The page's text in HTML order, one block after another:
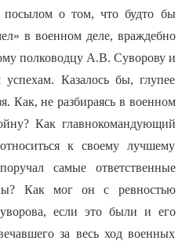
посылом о том, что будто бы
в военном деле, враждебно
полководцу А.В. Суворову и
Казалось бы, глупее
Как, не разбираясь в военном
Как главнокомандующий
к своему лучшему
самые ответственные
Как мог он с ревностью
если это были и его
за весь ход военных